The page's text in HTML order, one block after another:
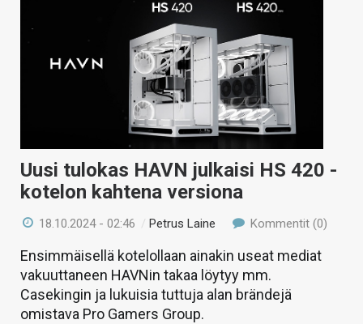
Uusi tulokas HAVN julkaisi HS 420 -
kotelon kahtena versiona
18.10.2024 - 02:46 /Petrus Laine Kommentit (0)
Ensimmäisellä kotelollaan ainakin useat mediat
vakuuttaneen HAVNin takaa löytyy mm.
Casekingin ja lukuisia tuttuja alan brändejä
omistava Pro Gamers Group.